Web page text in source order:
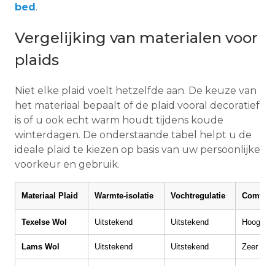
bed .
Vergelijking van materialen voor
plaids
Niet elke plaid voelt hetzelfde aan. De keuze van
het materiaal bepaalt of de plaid vooral decoratief
is of u ook echt warm houdt tijdens koude
winterdagen. De onderstaande tabel helpt u de
ideale plaid te kiezen op basis van uw persoonlijke
voorkeur en gebruik.
Materiaal Plaid Warmte-isolatie Vochtregulatie Comfort
Texelse Wol Uitstekend Uitstekend Hoog
Lams Wol Uitstekend Uitstekend Zeer